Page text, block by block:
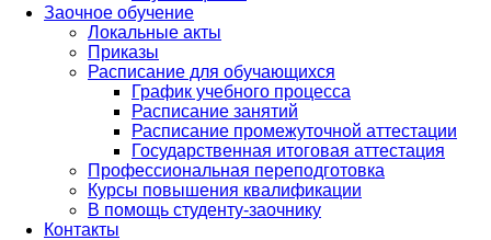
Заочное обучение
Локальные акты
Приказы
Расписание для обучающихся
График учебного процесса
Расписание занятий
Расписание промежуточной аттестации
Государственная итоговая аттестация
Профессиональная переподготовка
Курсы повышения квалификации
В помощь студенту-заочнику
Контакты